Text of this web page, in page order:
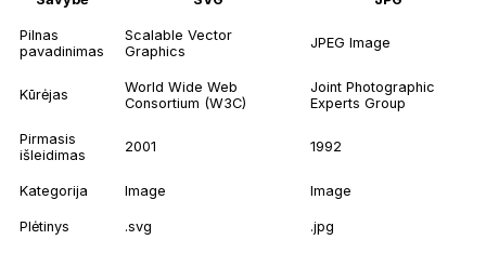
Pilnas
pavadinimas
Scalable Vector
Graphics
JPEG Image
Kūrėjas
World Wide Web
Consortium (W3C)
Joint Photographic
Experts Group
Pirmasis
išleidimas
2001 1992
Kategorija Image Image
Plėtinys .svg .jpg